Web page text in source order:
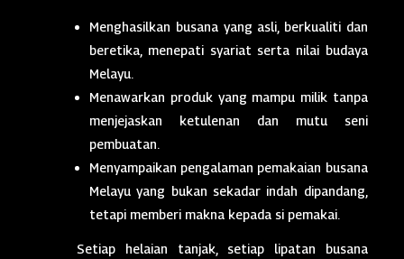
Menghasilkan busana yang asli, berkualiti dan
beretika, menepati syariat serta nilai budaya
Melayu.
Menawarkan produk yang mampu milik tanpa
menjejaskan ketulenan dan mutu seni
pembuatan.
Menyampaikan pengalaman pemakaian busana
Melayu yang bukan sekadar indah dipandang,
tetapi memberi makna kepada si pemakai.
Setiap helaian tanjak, setiap lipatan busana